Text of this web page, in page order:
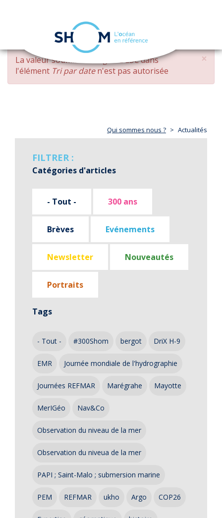
Aller
contenu
principal
navigation
×
MESSAGE
D'ERREUR
La valeur soumise changed DESCdans
l'élément Tri par daten'est pas autorisée
Qui sommes nous ? Actualités
FILTRER :
Catégories d'articles
- Tout - 300 ans
Brèves Evénements
Newsletter Nouveautés
Portraits
Tags
- Tout - #300Shom bergot DriX H-9
EMR Journée mondiale de l'hydrographie
Journées REFMAR Marégrahe Mayotte
MerIGéo Nav&Co
Observation du niveau de la mer
Observation du niveua de la mer
PAPI ; Saint-Malo ; submersion marine
PEM REFMAR ukho Argo COP26